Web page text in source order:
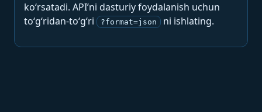
ko‘rsatadi. API’ni dasturiy foydalanish uchun
to‘g‘ridan-to‘g‘ri
?format=json ni ishlating.